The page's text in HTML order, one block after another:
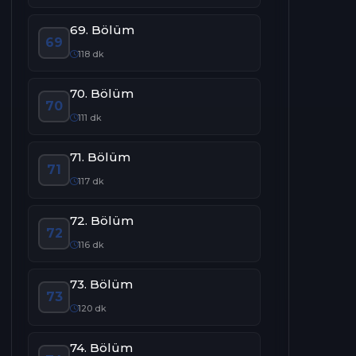
69
69. Bölüm
118 dk
70
70. Bölüm
111 dk
71
71. Bölüm
117 dk
72
72. Bölüm
116 dk
73
73. Bölüm
120 dk
74. Bölüm